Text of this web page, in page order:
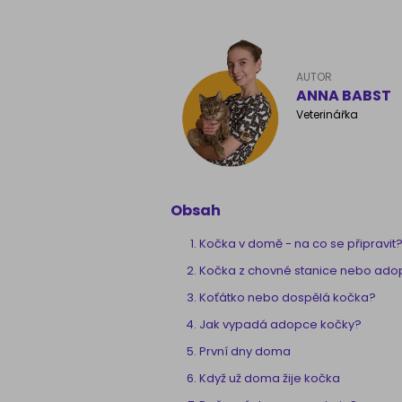
AUTOR
ANNA BABST
Veterinářka
Obsah
Kočka v domě - na co se připravit?
Kočka z chovné stanice nebo
Koťátko nebo dospělá kočka?
Jak vypadá adopce kočky?
První dny doma
Když už doma žije kočka